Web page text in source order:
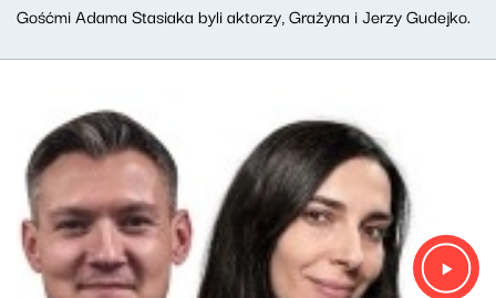
Gośćmi Adama Stasiaka byli aktorzy, Grażyna i Jerzy Gudejko.